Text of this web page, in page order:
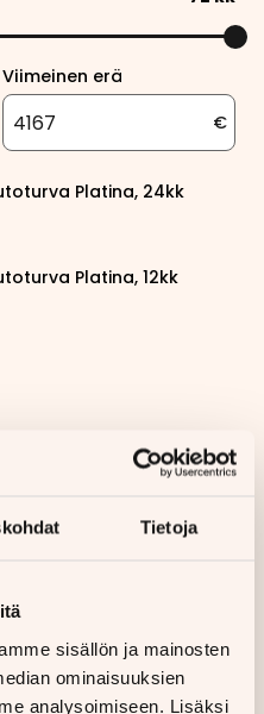
Tietoja
sisällön ja mainosten
ominaisuuksien
analysoimiseen. Lisäksi
Viimeinen erä
€
Platina, 24kk
Platina, 12kk
vakuutuksesta